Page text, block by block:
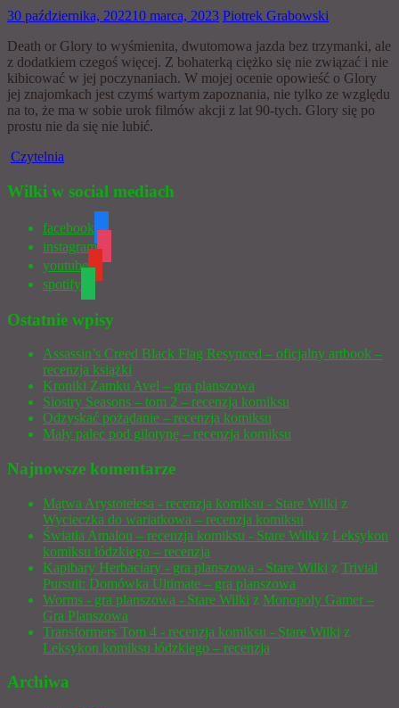
30 października, 202210 marca, 2023 Piotrek Grabowski
Death or Glory to wyśmienita, dwutomowa jazda bez trzymanki, ale
z dodatkiem czegoś więcej. Z bohaterką ciężko się nie związać i nie
kibicować w jej poczynaniach. W mojej ocenie opowieść o Glory
jej znajomkach jest czymś wartym zapoznania, nie tylko ze względu
na to, że ma w sobie urok filmów akcji z lat 90-tych. Glory się po
prostu nie da się nie lubić.
Czytelnia
Wilki w social mediach
facebook
instagram
youtube
spotify
Ostatnie wpisy
Assassin’s Creed Black Flag Resynced – oficjalny artbook –
recenzja książki
Kroniki Zamku Avel – gra planszowa
Siostry Seasons – tom 2 – recenzja komiksu
Odzyskać pożądanie – recenzja komiksu
Mały palec pod gilotynę – recenzja komiksu
Najnowsze komentarze
Mątwa Arystotelesa - recenzja komiksu - Stare Wilki z
Wycieczka do wariatkowa – recenzja komiksu
Światła Amalou – recenzja komiksu - Stare Wilki z Leksykon
komiksu łódzkiego – recenzja
Kapibary Herbaciary - gra planszowa - Stare Wilki z Trivial
Pursuit: Domówka Ultimate – gra planszowa
Worms - gra planszowa - Stare Wilki z Monopoly Gamer –
Gra Planszowa
Transformers Tom 4 - recenzja komiksu - Stare Wilki z
Leksykon komiksu łódzkiego – recenzja
Archiwa